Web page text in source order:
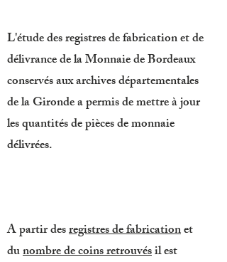
L'étude des registres de fabrication et de
délivrance de la Monnaie de Bordeaux
conservés aux archives départementales
de la Gironde a permis de mettre à jour
les quantités de pièces de monnaie
délivrées.
A partir desregistres de fabricationet
dunombre de coins retrouvésil est